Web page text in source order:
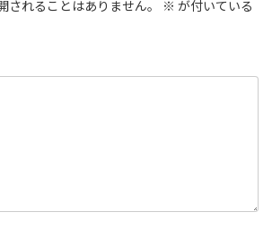
されることはありません。 ※ が付いている